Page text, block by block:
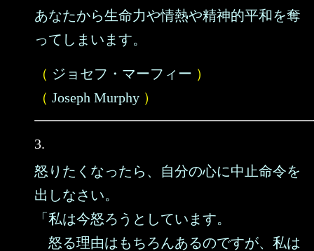
あなたから生命力や情熱や精神的平和を奪
ってしまいます。
（ ジョセフ・マーフィー ）
（ Joseph Murphy ）
3.
怒りたくなったら、自分の心に中止命令を
出しなさい。
「私は今怒ろうとしています。
怒る理由はもちろんあるのですが、私は